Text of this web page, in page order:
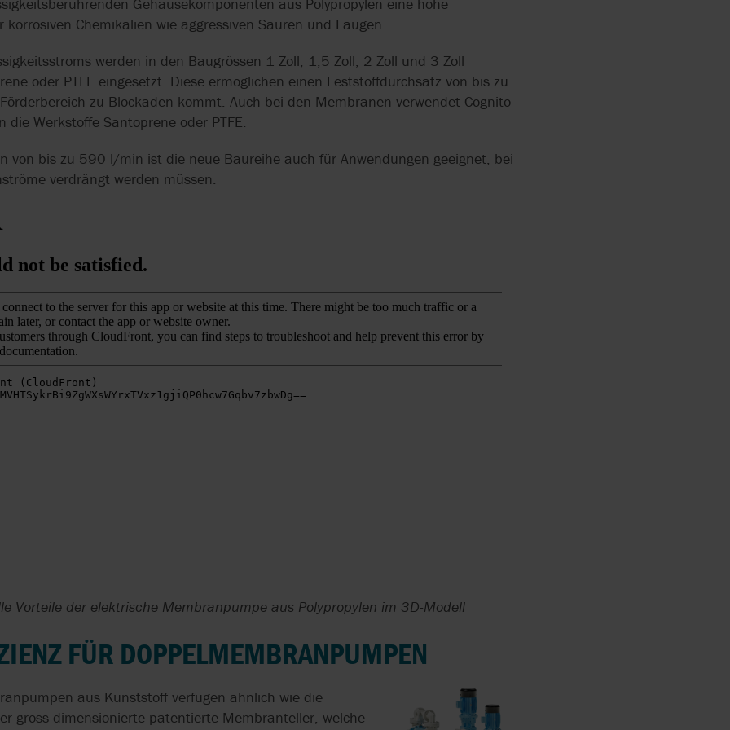
Chemikalien wie aggressiven Säuren und Laugen.
werden in den Baugrössen 1 Zoll, 1,5 Zoll, 2 Zoll und 3 Zoll
oder PTFE eingesetzt. Diese ermöglichen einen Feststoffdurchsatz von bis zu
zu Blockaden kommt. Auch bei den Membranen verwendet Cognito
Werkstoffe Santoprene oder PTFE.
von bis zu 590 l/min ist die neue Baureihe auch für Anwendungen geeignet, bei
verdrängt werden müssen.
Vorteile der elektrische Membranpumpe aus Polypropylen im 3D-Modell
FÜR DOPPELMEMBRANPUMPEN
aus Kunststoff verfügen ähnlich wie die
gross dimensionierte patentierte Membranteller, welche